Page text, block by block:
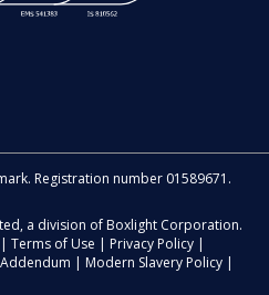
Registration number 01589671.
a division of Boxlight Corporation.
Terms of Use Privacy Policy
Modern Slavery Policy